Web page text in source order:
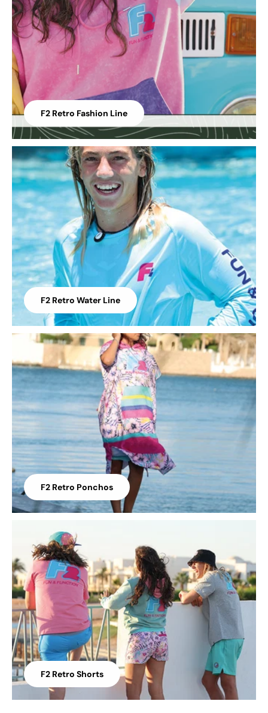
F2 Retro Fashion Line
F2 Retro Water Line
F2 Retro Ponchos
F2 Retro Shorts